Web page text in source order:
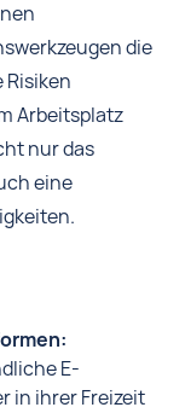
die
Risiken
Arbeitsplatz
nur das
eine
E-
in ihrer Freizeit